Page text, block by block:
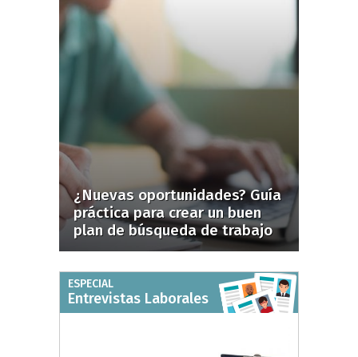
¿Nuevas oportunidades? Guía
práctica para crear un buen
plan de búsqueda de trabajo
ESPECIAL
Entrevistas Laborales